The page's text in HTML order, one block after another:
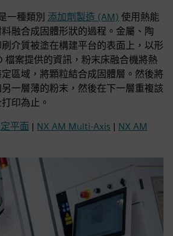
一種類別 添加劑製造 (AM) 使用熱能
融合成固體形狀的過程。金屬、陶
介質被塗在構建平台的表面上，以形
檔案提供的資訊，粉末床融合機將熱
區域，將顆粒結合成固體層。然後將
一層薄的粉末，然後在下一層重複該
印為止。
平面 | NX AM Multi-Axis | NX AM